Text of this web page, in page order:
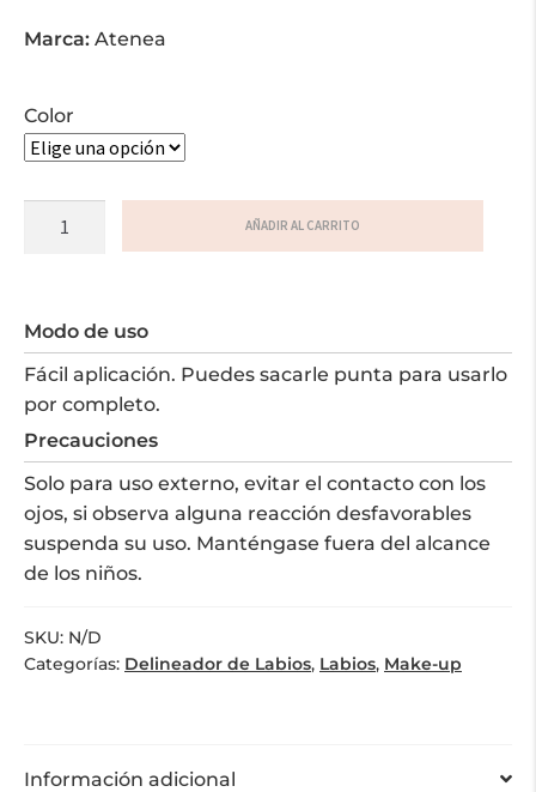
Marca: Atenea
Color
AÑADIR AL CARRITO
Modo de uso
Fácil aplicación. Puedes sacarle punta para usarlo
por completo.
Precauciones
Solo para uso externo, evitar el contacto con los
ojos, si observa alguna reacción desfavorables
suspenda su uso. Manténgase fuera del alcance
de los niños.
SKU: N/D
Categorías: Delineador de Labios, Labios, Make-up
Información adicional